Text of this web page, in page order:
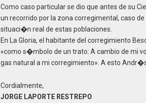
Como caso particular se dio que antes de su
un recorrido por la zona corregimental, caso
situaci�n real de estas poblaciones.
En La Gloria, el habitante del corregimiento
«como s�mbolo de un trato: A cambio de mi
gas natural a mi corregimiento». A esto
Cordialmente,
JORGE LAPORTE RESTREPO